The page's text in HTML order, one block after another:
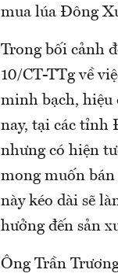
mua lúa Đông
Trong bối cảnh
10/CT-TTg về
minh bạch, hiệu
nay, tại các tỉnh
nhưng có hiện
mong muốn
này kéo dài sẽ
hưởng đến sản
Ông Trần